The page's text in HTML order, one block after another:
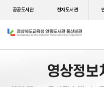
공공도서관 전자도서관
영상정보